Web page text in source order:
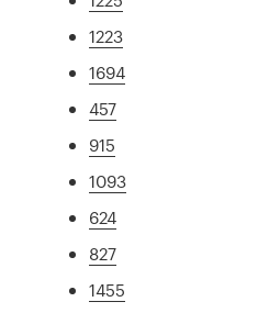
1223
1694
457
915
1093
624
827
1455